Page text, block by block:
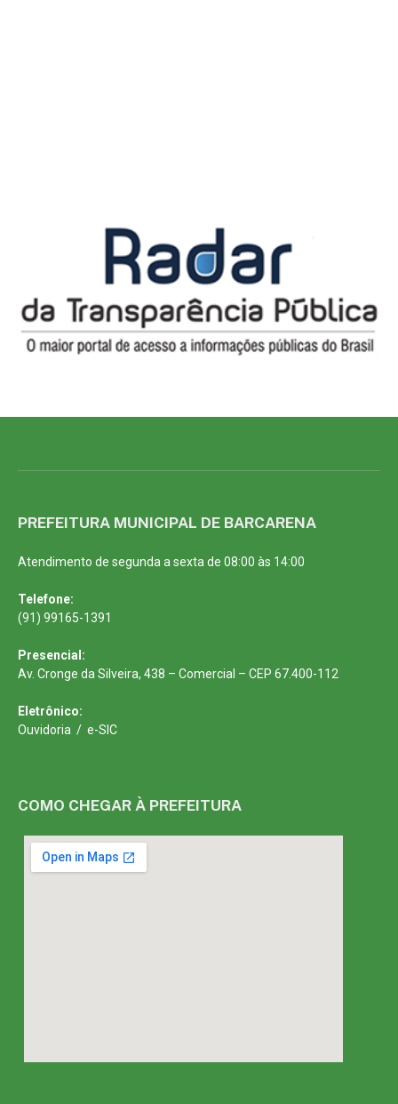
PREFEITURA MUNICIPAL DE BARCARENA
Atendimento de segunda a sexta de 08:00 às 14:00
Telefone:
(91) 99165-1391
Presencial:
Av. Cronge da Silveira, 438 – Comercial – CEP 67.400-112
Eletrônico:
Ouvidoria / e-SIC
COMO CHEGAR À PREFEITURA